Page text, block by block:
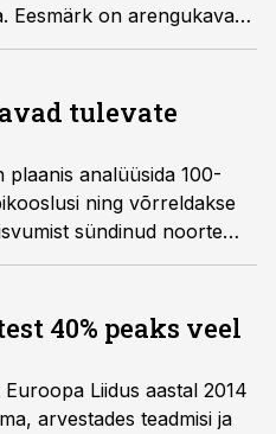
Eesmärk on arengukava
tulevate
analüüsida 100-
ning võrreldakse
sündinud noorte
40% peaks veel
Liidus aastal 2014
arvestades teadmisi ja